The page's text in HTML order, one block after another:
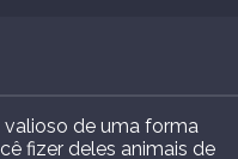
de uma forma
fizer deles animais de